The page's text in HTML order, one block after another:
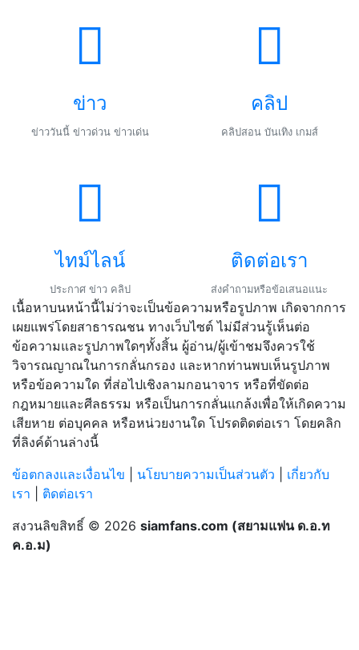
ข่าว
ข่าววันนี้ ข่าวด่วน ข่าวเด่น
คลิป
คลิปสอน บันเทิง เกมส์
ไทม์ไลน์
ประกาศ ข่าว คลิป
ติดต่อเรา
ส่งคำถามหรือข้อเสนอแนะ
เนื้อหาบนหน้านี้ไม่ว่าจะเป็นข้อความหรือรูปภาพ เกิดจากการ
เผยแพร่โดยสาธารณชน ทางเว็บไซต์ ไม่มีส่วนรู้เห็นต่อ
ข้อความและรูปภาพใดๆทั้งสิ้น ผู้อ่าน/ผู้เข้าชมจึงควรใช้
วิจารณญาณในการกลั่นกรอง และหากท่านพบเห็นรูปภาพ
หรือข้อความใด ที่ส่อไปเชิงลามกอนาจาร หรือที่ขัดต่อ
กฎหมายและศีลธรรม หรือเป็นการกลั่นแกล้งเพื่อให้เกิดความ
เสียหาย ต่อบุคคล หรือหน่วยงานใด โปรดติดต่อเรา โดยคลิก
ที่ลิงค์ด้านล่างนี้
ข้อตกลงและเงื่อนไข
นโยบายความเป็นส่วนตัว
เกี่ยวกับ
เรา
ติดต่อเรา
สงวนลิขสิทธิ์ © 2026 siamfans.com (สยามแฟน ด.อ.ท
ค.อ.ม)